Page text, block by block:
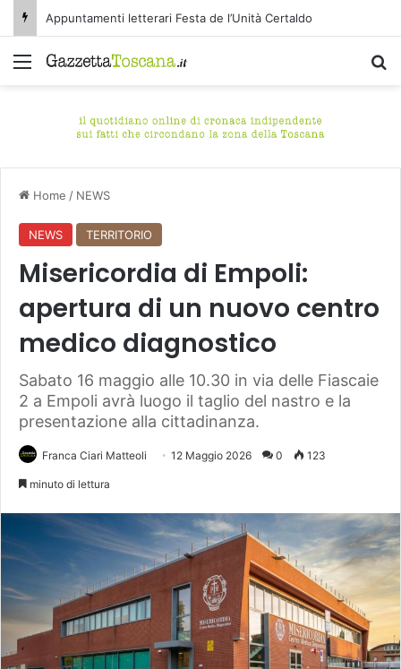
Appuntamenti letterari Festa de l’Unità Certaldo
Menu
Home / NEWS
NEWS TERRITORIO
Misericordia di Empoli:
apertura di un nuovo centro
medico diagnostico
Sabato 16 maggio alle 10.30 in via delle Fiascaie
2 a Empoli avrà luogo il taglio del nastro e la
presentazione alla cittadinanza.
Franca Ciari Matteoli 12 Maggio 2026 0 123
minuto di lettura